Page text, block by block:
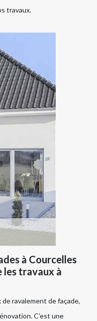
travaux.
à Courcelles
les travaux à
ravalement de façade,
C’est une